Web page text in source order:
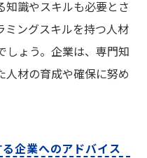
知識やスキルも必要とさ
ミングスキルを持つ人材
しょう。企業は、専門知
人材の育成や確保に努め
企業へのアドバイス